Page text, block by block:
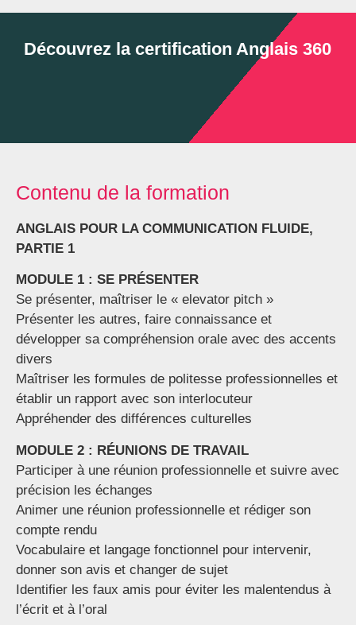
Découvrez la certification Anglais 360
Contenu de la formation
ANGLAIS POUR LA COMMUNICATION FLUIDE,
PARTIE 1
MODULE 1 : SE PRÉSENTER
Se présenter, maîtriser le « elevator pitch »
Présenter les autres, faire connaissance et
développer sa compréhension orale avec des accents
divers
Maîtriser les formules de politesse professionnelles et
établir un rapport avec son interlocuteur
Appréhender des différences culturelles
MODULE 2 : RÉUNIONS DE TRAVAIL
Participer à une réunion professionnelle et suivre avec
précision les échanges
Animer une réunion professionnelle et rédiger son
compte rendu
Vocabulaire et langage fonctionnel pour intervenir,
donner son avis et changer de sujet
Identifier les faux amis pour éviter les malentendus à
l’écrit et à l’oral